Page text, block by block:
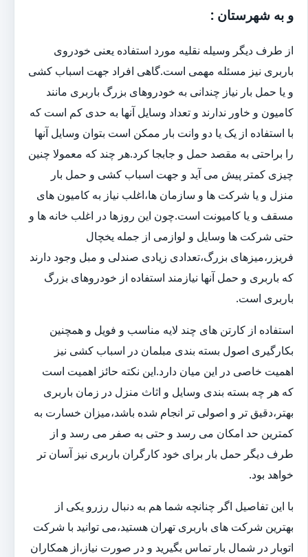
و به شهرستان :
از طرف دیگر وسیله نقلیه مورد استفاده یعنی خودروی
باربری نیز مسئله مهمی است.گاهی افراد جهت اسباب کشی
و یا حمل بار نیاز چندانی به خودروهای بزرگ باربری مانند
کامیون و خاور ندارند و تعداد وسایل آنها به حدی کم است که
با استفاده از یک یا دو وانت بار ممکن است بتوان وسایل آنها
را براحتی به مقصد حمل و جابجا کرد.هر چند که معمولا چنین
چیزی کمتر پیش می آید و جهت اسباب کشی و حمل بار
منزل و یا شرکت ها و سازمان ها،اغلب نیاز به کامیون های
مسقف و یا کامیونت است.چون این روزها در اغلب خانه ها و
حتی شرکت ها وسایل و لوازمی از جمله یخچال
فریزر،میزهای بزرگ،تعدادی زیادی صندلی و مبل وجود دارند
که باربری و حمل آنها نیازمند استفاده از خودروهای بزرگ
باربری است.
استفاده از کارتن های چند لایه مناسب و فویل و همچنین
بکارگیری اصول بسته بندی مبلمان در اسباب کشی نیز
اهمیت خاصی در این میان دارد.این نکته حائز اهمیت است
که هر چه بسته بندی وسایل و اثاث منزل در زمان باربری
بهتر،دقیق تر و اصولی تر انجام شده باشد،میزان خسارت به
کمترین حد امکان می رسد و حتی به صفر می رسد و از
طرف دیگر حمل بار برای خود کارگران باربری نیز آسان تر
خواهد بود.
با این تفاصیل اگر چنانچه شما هم به دنبال رزرو یکی از
بهترین شرکت های باربری تهران هستید،می توانید با شرکت
اتوبار در شمال بار تماس بگیرید و در صورت نیاز،از همکاران